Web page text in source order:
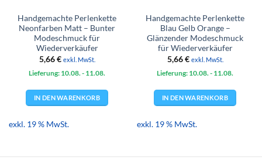
Handgemachte Perlenkette
Neonfarben Matt – Bunter
Modeschmuck für
Wiederverkäufer
5,66€ exkl. MwSt.
Lieferung: 10.08. - 11.08.
IN DEN WARENKORB
exkl. 19 % MwSt.
Handgemachte Perlenkette
Blau Gelb Orange –
Glänzender Modeschmuck
für Wiederverkäufer
5,66€ exkl. MwSt.
Lieferung: 10.08. - 11.08.
IN DEN WARENKORB
exkl. 19 % MwSt.